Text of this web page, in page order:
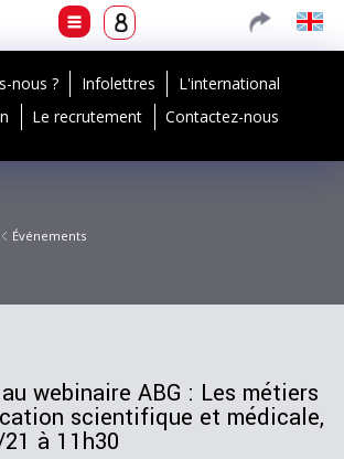
nous ? Infolettres
L'international
Le recrutement Contactez-nous
Événements
webinaire ABG : Les métiers
scientifique et médicale,
à 11h30